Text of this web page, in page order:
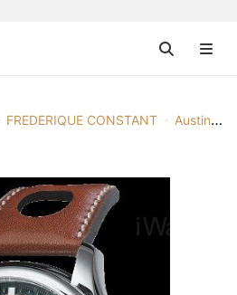
FREDERIQUE CONSTANT Austin Healey